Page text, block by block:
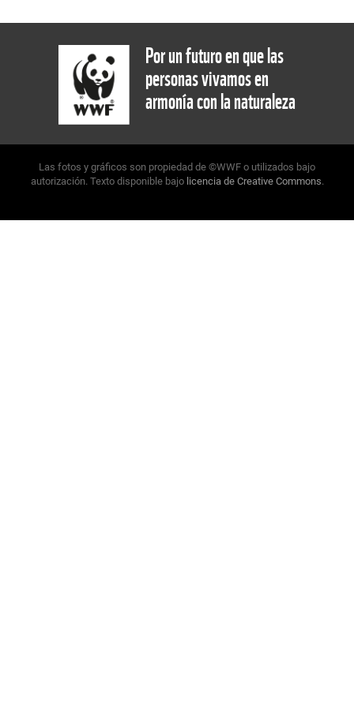
Por un futuro en que las
personas vivamos en
armonía con la naturaleza
Las fotos y gráficos son propiedad de ©WWF o utilizados bajo
autorización. Texto disponible bajo licencia de Creative Commons.